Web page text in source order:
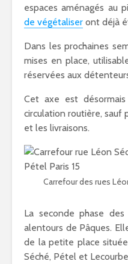
espaces aménagés au
de végétaliser ont déjà
Dans les prochaines
mises en place,
réservées aux
Cet axe est
circulation routière, sauf
et les livraisons.
Carrefour des rues
La seconde phase
alentours de Pâques.
de la petite place
Séché, Pétel et